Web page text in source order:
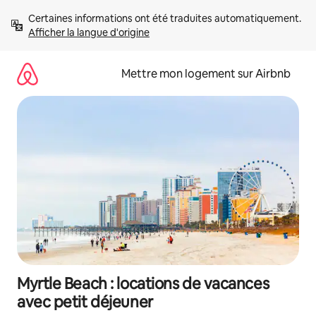
directement
Afficher la langue d'origine
Mettre mon logement sur Airbnb
Myrtle Beach : locations de vacances
avec petit déjeuner